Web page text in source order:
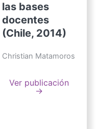
las bases
docentes
(Chile, 2014)
Christian Matamoros
Ver publicación
→